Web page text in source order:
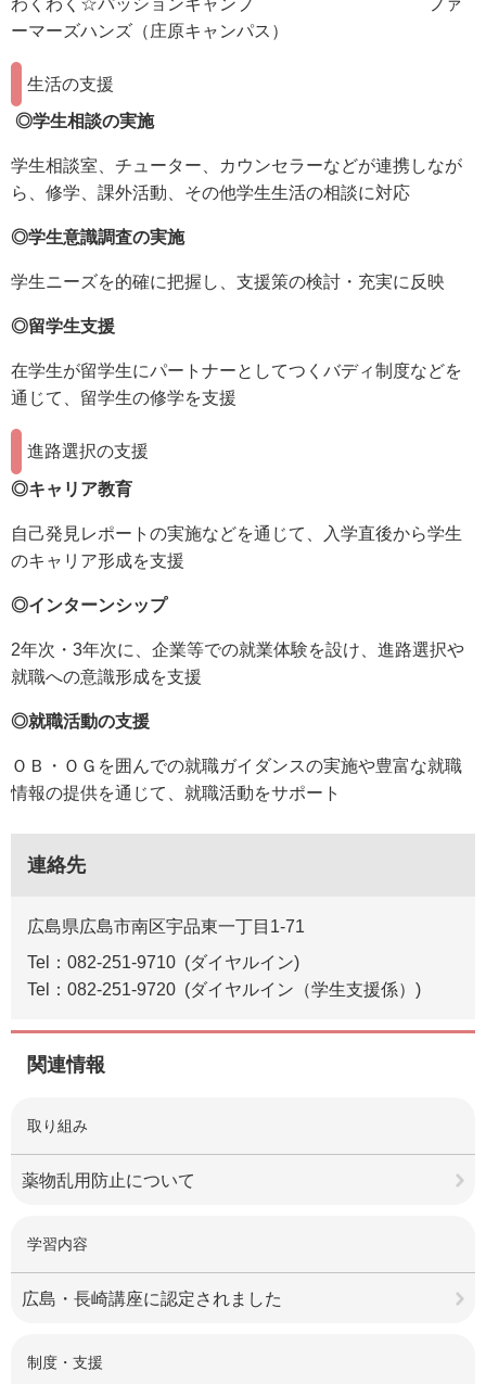
わくわく☆パッションキャンプ ファ
ーマーズハンズ（庄原キャンパス）
生活の支援
◎学生相談の実施
学生相談室、チューター、カウンセラーなどが連携しなが
ら、修学、課外活動、その他学生生活の相談に対応
◎学生意識調査の実施
学生ニーズを的確に把握し、支援策の検討・充実に反映
◎留学生支援
在学生が留学生にパートナーとしてつくバディ制度などを
通じて、留学生の修学を支援
進路選択の支援
◎キャリア教育
自己発見レポートの実施などを通じて、入学直後から学生
のキャリア形成を支援
◎インターンシップ
2年次・3年次に、企業等での就業体験を設け、進路選択や
就職への意識形成を支援
◎就職活動の支援
ＯＢ・ＯＧを囲んでの就職ガイダンスの実施や豊富な就職
情報の提供を通じて、就職活動をサポート
連絡先
広島県広島市南区宇品東一丁目1-71
Tel：082-251-9710
ダイヤルイン
Tel：082-251-9720
ダイヤルイン（学生支援係）
関連情報
取り組み
薬物乱用防止について
学習内容
広島・長崎講座に認定されました
制度・支援